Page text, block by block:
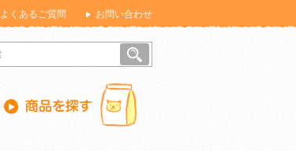
よくあるご質問 お問い合わせ